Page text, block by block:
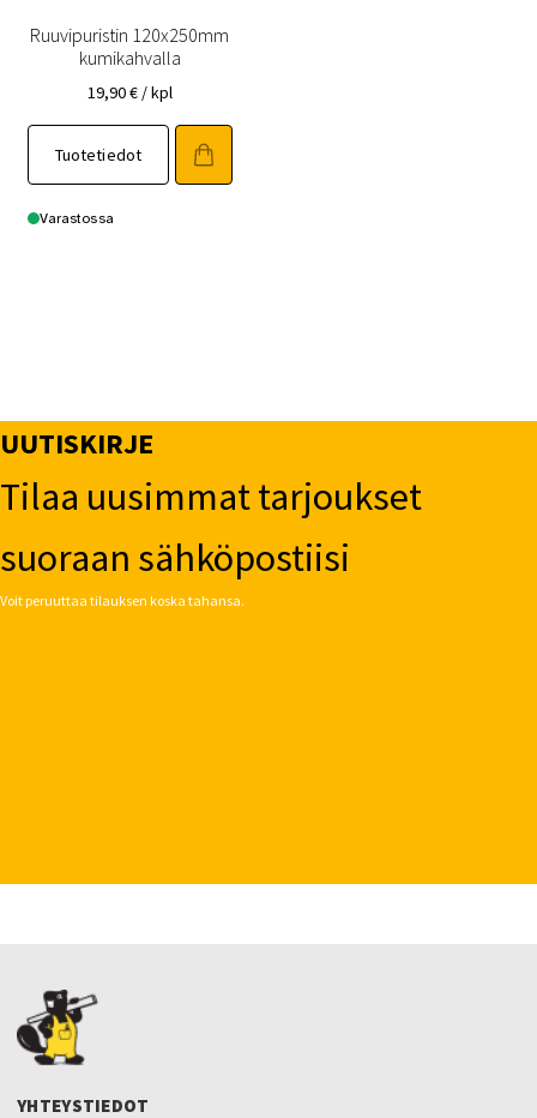
Ruuvipuristin 120x250mm
kumikahvalla
19,90€ / kpl
Tuotetiedot
Varastossa
UUTISKIRJE
Tilaa uusimmat tarjoukset
suoraan sähköpostiisi
Voit peruuttaa tilauksen koska tahansa.
YHTEYSTIEDOT